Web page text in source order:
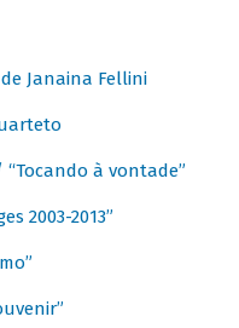
Janaina Fellini
à vontade”
2003-2013”